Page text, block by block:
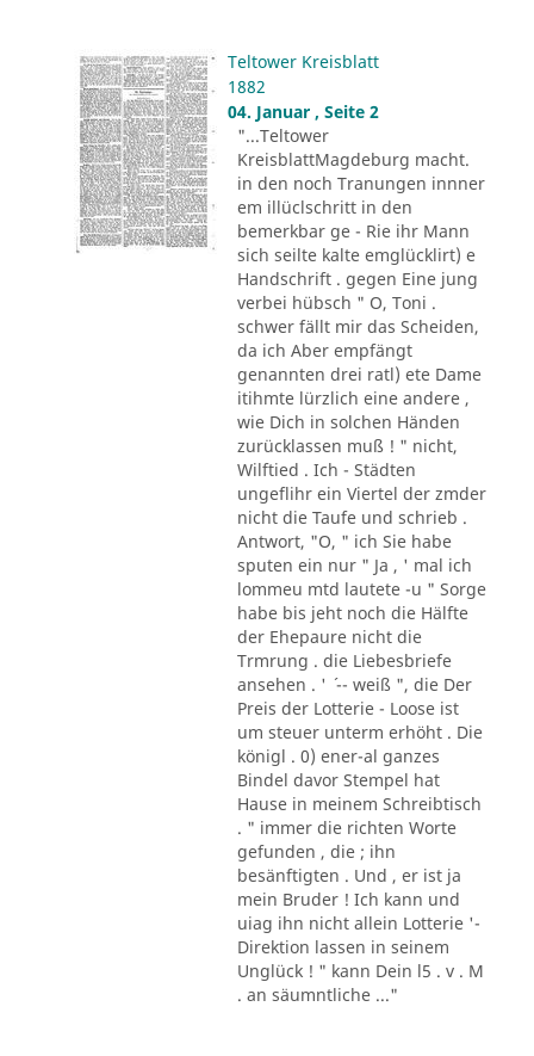
Teltower Kreisblatt
1882
04. Januar , Seite 2
"...Teltower
KreisblattMagdeburg macht.
in den noch Tranungen innner
em illüclschritt in den
bemerkbar ge - Rie ihr Mann
sich seilte kalte emglücklirt) e
Handschrift . gegen Eine jung
verbei hübsch " O, Toni .
schwer fällt mir das Scheiden,
da ich Aber empfängt
genannten drei ratl) ete Dame
itihmte lürzlich eine andere ,
wie Dich in solchen Händen
zurücklassen muß ! " nicht,
Wilftied . Ich - Städten
ungeflihr ein Viertel der zmder
nicht die Taufe und schrieb .
Antwort, "O, " ich Sie habe
sputen ein nur " Ja , ' mal ich
lommeu mtd lautete -u " Sorge
habe bis jeht noch die Hälfte
der Ehepaure nicht die
Trmrung . die Liebesbriefe
ansehen . ' ´ -- weiß ", die Der
Preis der Lotterie - Loose ist
um steuer unterm erhöht . Die
königl . 0) ener-al ganzes
Bindel davor Stempel hat
Hause in meinem Schreibtisch
. " immer die richten Worte
gefunden , die ; ihn
besänftigten . Und , er ist ja
mein Bruder ! Ich kann und
uiag ihn nicht allein Lotterie '-
Direktion lassen in seinem
Unglück ! " kann Dein l5 . v . M
. an säumntliche ..."